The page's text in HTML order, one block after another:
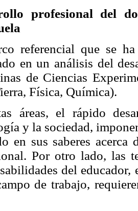
profesional del
referencial que se
en un análisis del
de Ciencias
Física, Química).
áreas, el rápido
y la sociedad,
en sus saberes
Por otro lado, las
del educador,
de trabajo,